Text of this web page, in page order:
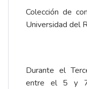
Colección de
Universidad del
Durante el
entre el 5 y